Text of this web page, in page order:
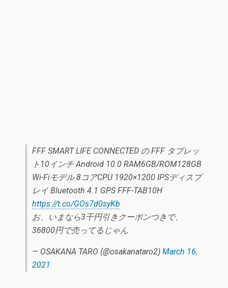
FFF SMART LIFE CONNECTED の FFF タブレッ
ト10インチ Android 10.0 RAM6GB/ROM128GB
Wi-Fiモデル 8コアCPU 1920×1200 IPSディスプ
レイ Bluetooth 4.1 GPS FFF-TAB10H
https://t.co/GOs7d0syKb
お、いまなら3千円引きクーポンつきで、
36800円で売ってるじゃん
— OSAKANA TARO (@osakanataro2) March 16,
2021